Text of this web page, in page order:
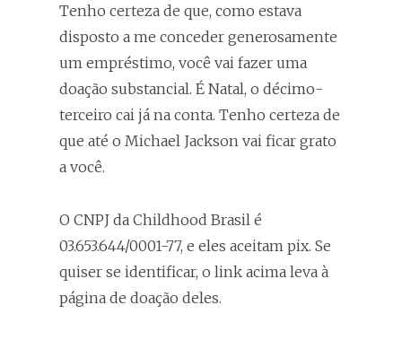
Tenho certeza de que, como estava
disposto a me conceder generosamente
um empréstimo, você vai fazer uma
doação substancial. É Natal, o décimo-
terceiro cai já na conta. Tenho certeza de
que até o Michael Jackson vai ficar grato
a você.
O CNPJ da Childhood Brasil é
03.653.644/0001-77, e eles aceitam pix. Se
quiser se identificar, o link acima leva à
página de doação deles.